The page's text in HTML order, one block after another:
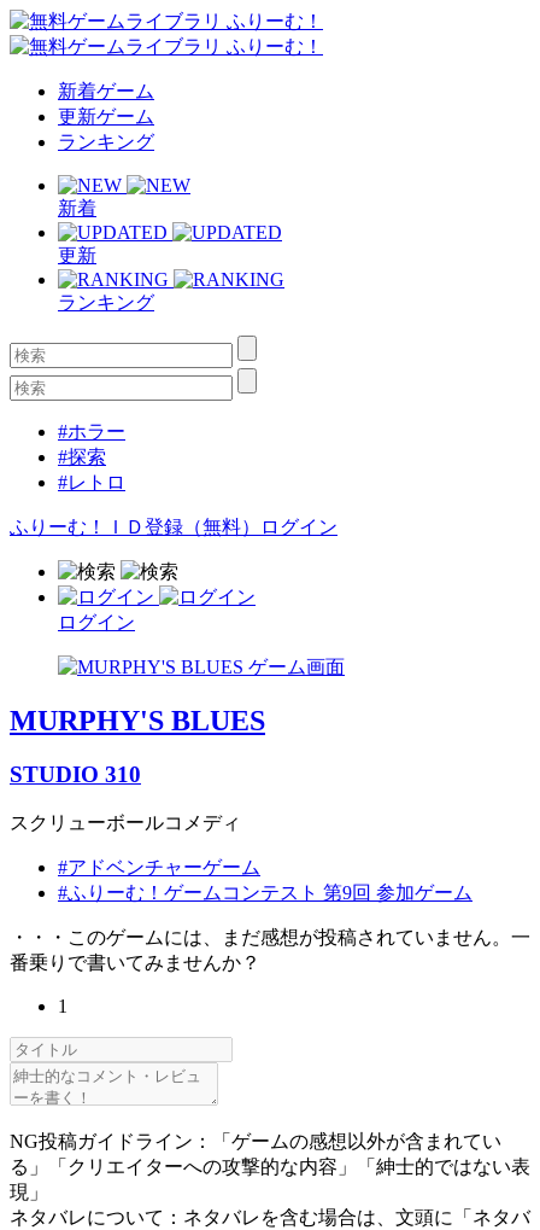
新着ゲーム
更新ゲーム
ランキング
新着
更新
ランキング
#ホラー
#探索
#レトロ
ふりーむ！ＩＤ登録（無料） ログイン
ログイン
MURPHY'S BLUES
STUDIO 310
スクリューボールコメディ
#アドベンチャーゲーム
#ふりーむ！ゲームコンテスト 第9回 参加ゲーム
・・・このゲームには、まだ感想が投稿されていません。一
番乗りで書いてみませんか？
1
NG投稿ガイドライン：「ゲームの感想以外が含まれてい
る」「クリエイターへの攻撃的な内容」「紳士的ではない表
現」
ネタバレについて：ネタバレを含む場合は、文頭に「ネタバ